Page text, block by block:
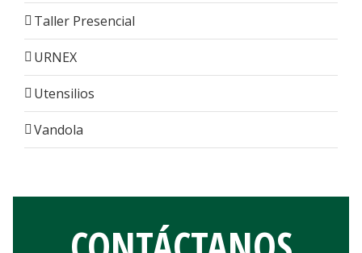
Taller Presencial
URNEX
Utensilios
Vandola